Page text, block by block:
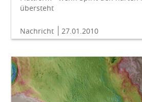
übersteht
Nachricht 27.01.2010